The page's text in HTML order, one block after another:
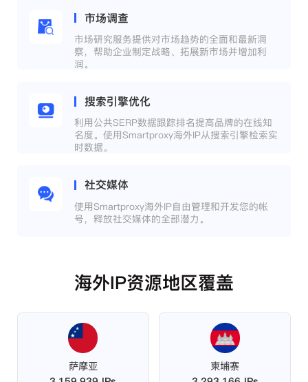
市场调查
市场研究服务提供对市场趋势的全面和最新洞
察，帮助企业制定战略、拓展新市场并增加利
润。
搜索引擎优化
利用公共SERP数据跟踪排名提高品牌的在线知
名度。使用Smartproxy海外IP从搜索引擎检索实
时数据。
社交媒体
使用Smartproxy海外IP自由管理和开发您的帐
号，释放社交媒体的全部潜力。
海外IP资源地区覆盖
萨摩亚
柬埔寨